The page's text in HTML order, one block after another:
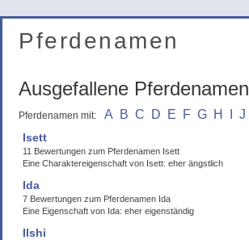
Pferdenamen
Ausgefallene Pferdenamen
Pferdenamen mit: A B C D E F G H J
Isett
11 Bewertungen zum Pferdenamen Isett
Eine Charaktereigenschaft von Isett: eher ängstlich
Ida
7 Bewertungen zum Pferdenamen Ida
Eine Eigenschaft von Ida: eher eigenständig
Ilshi